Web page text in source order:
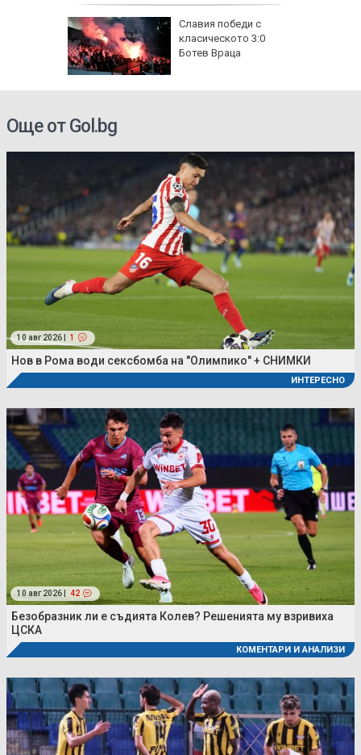
Славия победи с
класическото 3:0
Ботев Враца
Още от Gol.bg
10 авг 2026 | 1
Нов в Рома води сексбомба на "Олимпико" + СНИМКИ
ИНТЕРЕСНО
10 авг 2026 | 42
Безобразник ли е съдията Колев? Решенията му взривиха
ЦСКА
КОМЕНТАРИ И АНАЛИЗИ